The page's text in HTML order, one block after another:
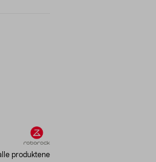
produktene